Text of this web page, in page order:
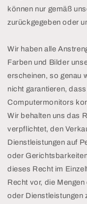
können nur gemäß
zurückgegeben oder
Wir haben alle
Farben und Bilder
erscheinen, so genau
nicht garantieren,
Computermonitors
Wir behalten uns das
verpflichtet, den
Dienstleistungen auf
oder
dieses Recht im
Recht vor, die
oder Dienstleistungen